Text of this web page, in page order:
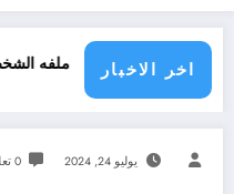
اخر الاخبار
في فيسبوك دون طلب صداقة .. الاطلاع على محتوى صفحة شخص
يوليو 24, 2024 0 تعليقات